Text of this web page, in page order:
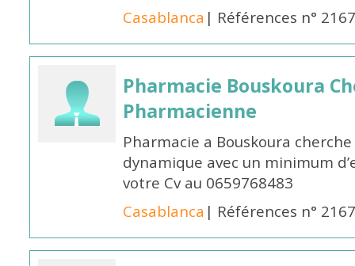
Casablanca | Références n°
Pharmacie Bouskoura
Pharmacienne
Pharmacie a Bouskoura
dynamique avec un minimum
votre Cv au 0659768483
Casablanca | Références n°